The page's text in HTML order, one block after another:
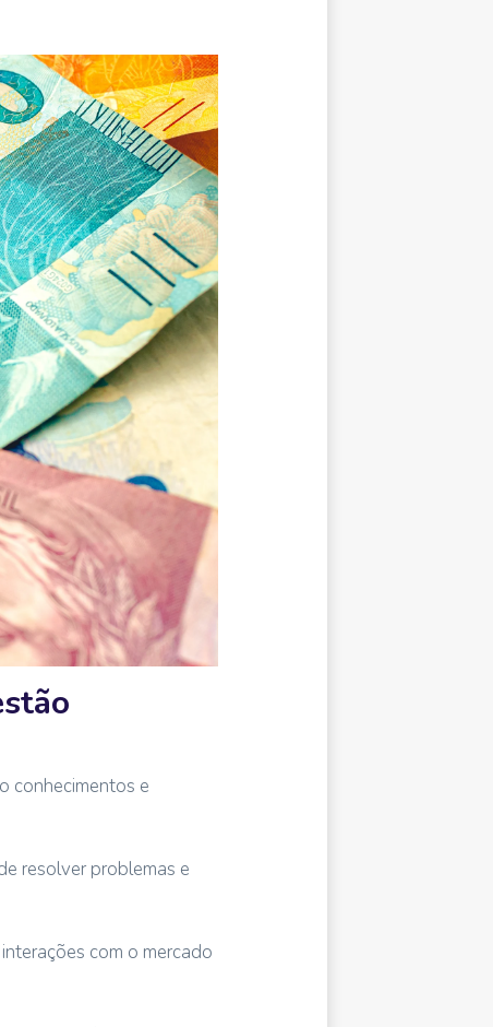
conhecimentos e
resolver problemas e
com o mercado